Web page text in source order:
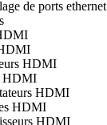
de ports ethernet
HDMI
HDMI
HDMI
HDMI
HDMI